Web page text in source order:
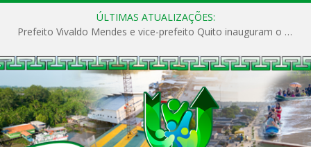
ÚLTIMAS ATUALIZAÇÕES:
Prefeito Vivaldo Mendes e vice-prefeito Quito inauguram o CAPS e fortalecem a saúde pública em Anajás.